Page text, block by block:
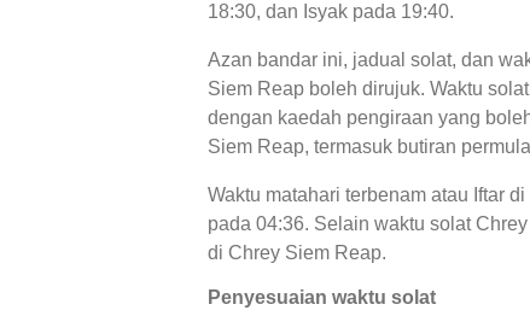
18:30, dan Isyak pada 19:40.
Azan bandar ini, jadual solat, dan
Siem Reap boleh dirujuk. Waktu
dengan kaedah pengiraan yang
Siem Reap, termasuk butiran
Waktu matahari terbenam atau Iftar
pada 04:36. Selain waktu solat
di Chrey Siem Reap.
Penyesuaian waktu solat